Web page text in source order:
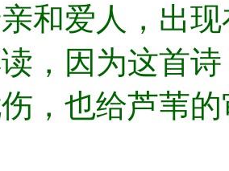
和爱人，出
，因为这首
，也给芦苇